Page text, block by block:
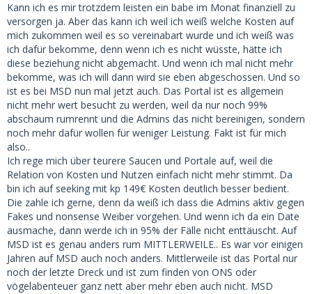
Kann ich es mir trotzdem leisten ein babe im Monat finanziell zu
versorgen ja. Aber das kann ich weil ich weiß welche Kosten auf
mich zukommen weil es so vereinabart wurde und ich weiß was
ich dafür bekomme, denn wenn ich es nicht wüsste, hätte ich
diese beziehung nicht abgemacht. Und wenn ich mal nicht mehr
bekomme, was ich will dann wird sie eben abgeschossen. Und so
ist es bei MSD nun mal jetzt auch. Das Portal ist es allgemein
nicht mehr wert besucht zu werden, weil da nur noch 99%
abschaum rumrennt und die Admins das nicht bereinigen, sondern
noch mehr dafür wollen für weniger Leistung. Fakt ist für mich
also..
Ich rege mich über teurere Saucen und Portale auf, weil die
Relation von Kosten und Nutzen einfach nicht mehr stimmt. Da
bin ich auf seeking mit kp 149€ Kosten deutlich besser bedient.
Die zahle ich gerne, denn da weiß ich dass die Admins aktiv gegen
Fakes und nonsense Weiber vorgehen. Und wenn ich da ein Date
ausmache, dann werde ich in 95% der Fälle nicht enttäuscht. Auf
MSD ist es genau anders rum MITTLERWEILE.. Es war vor einigen
Jahren auf MSD auch noch anders. Mittlerweile ist das Portal nur
noch der letzte Dreck und ist zum finden von ONS oder
vögelabenteuer ganz nett aber mehr eben auch nicht. MSD